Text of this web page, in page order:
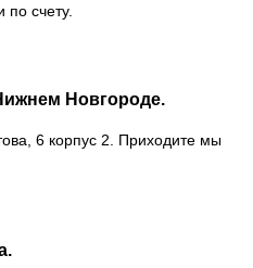
по счету.
Новгороде.
6 корпус 2. Приходите мы